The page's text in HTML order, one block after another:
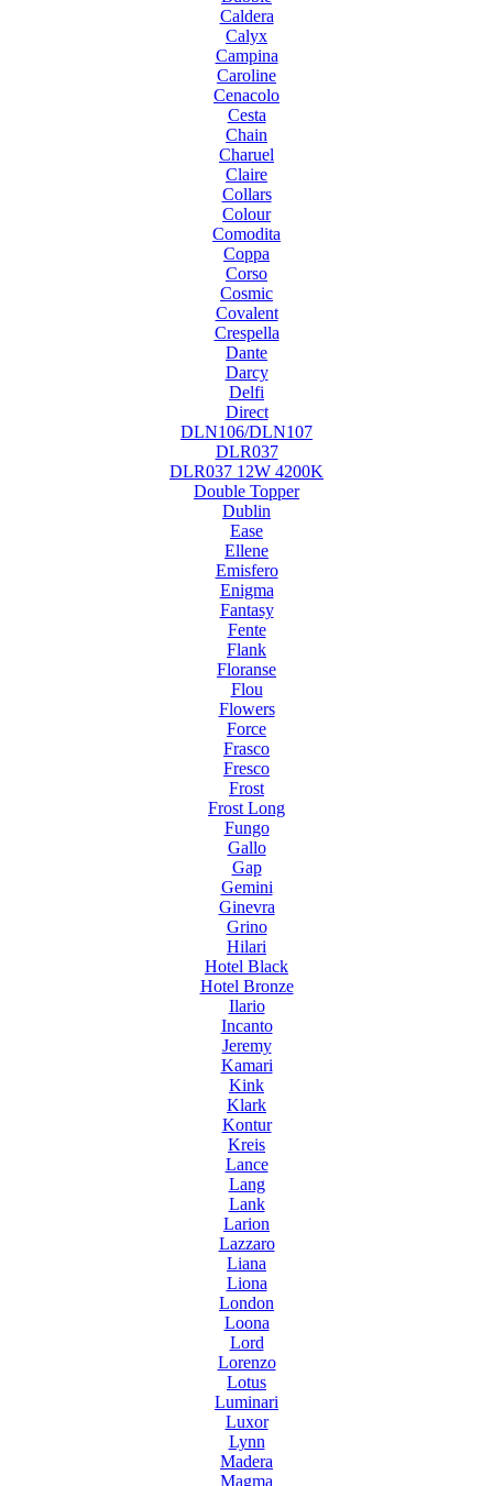
Caldera
Calyx
Campina
Caroline
Cenacolo
Cesta
Chain
Charuel
Claire
Collars
Colour
Comodita
Coppa
Corso
Cosmic
Covalent
Crespella
Dante
Darcy
Delfi
Direct
DLN106/DLN107
DLR037
DLR037 12W 4200K
Double Topper
Dublin
Ease
Ellene
Emisfero
Enigma
Fantasy
Fente
Flank
Floranse
Flou
Flowers
Force
Frasco
Fresco
Frost
Frost Long
Fungo
Gallo
Gap
Gemini
Ginevra
Grino
Hilari
Hotel Black
Hotel Bronze
Ilario
Incanto
Jeremy
Kamari
Kink
Klark
Kontur
Kreis
Lance
Lang
Lank
Larion
Lazzaro
Liana
Liona
London
Loona
Lord
Lorenzo
Lotus
Luminari
Luxor
Lynn
Madera
Magma